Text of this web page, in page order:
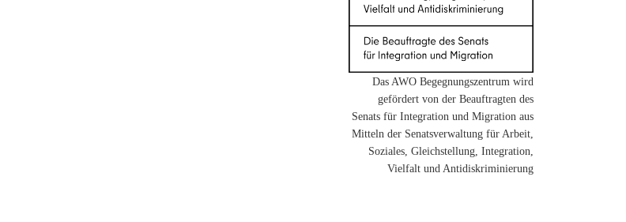
Das AWO Begegnungszentrum wird
gefördert von der Beauftragten des
Senats für Integration und Migration aus
Mitteln der Senatsverwaltung für Arbeit,
Soziales, Gleichstellung, Integration,
Vielfalt und Antidiskriminierung